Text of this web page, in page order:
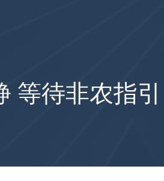
等待非农指引